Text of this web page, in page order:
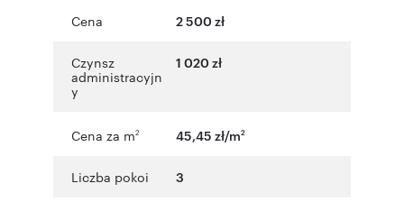
Cena 2 500 zł
Czynsz
administracyjn
y
1 020 zł
Cena za m2 45,45 zł/m2
Liczba pokoi 3